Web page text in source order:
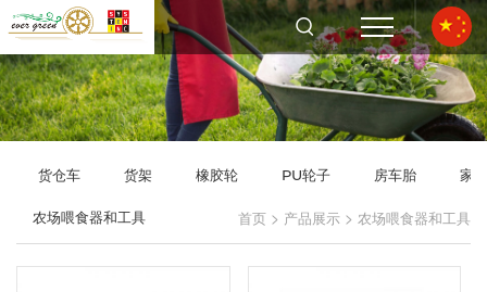
货仓车 货架 橡胶轮 PU轮子 房车胎 家
农场喂食器和工具 首页 > 产品展示 > 农场喂食器和工具